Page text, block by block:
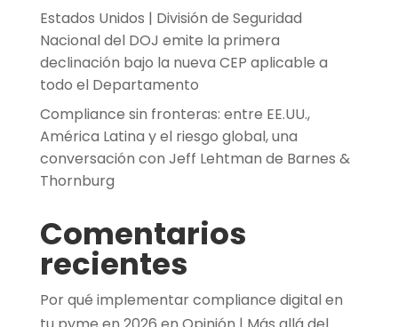
Estados Unidos | División de Seguridad
Nacional del DOJ emite la primera
declinación bajo la nueva CEP aplicable a
todo el Departamento
Compliance sin fronteras: entre EE.UU.,
América Latina y el riesgo global, una
conversación con Jeff Lehtman de Barnes &
Thornburg
Comentarios
recientes
Por qué implementar compliance digital en